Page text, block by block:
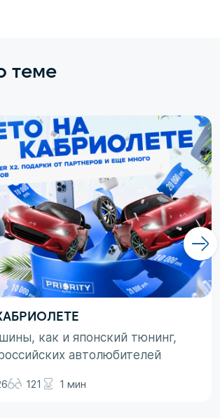
теме
как и японский тюнинг,
автолюбителей
с вполне понятными
121 1 мин